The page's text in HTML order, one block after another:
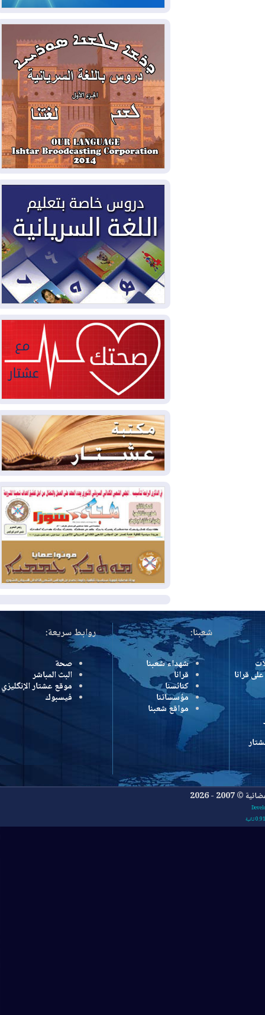
2026-08-04سومو: إنتاج النفط في إقليم
كوردستان انخفض إلى أقل من 10%
2026-08-04ملفات حقبة الكاظمي تعود إلى
الواجهة.. أنباء عن مراجعات قضائية
وتحقيقات أوسع في قضايا فساد
2026-08-04بيترو يشكو تزوير الانتخابات
الرئاسية ويحذر من "حرب أهلية" في
كولومبيا
2026-08-03رئيس إقليم كوردستان في
2026-08-03العراق يؤكد مجدداً التزامه
بمنع الهجمات على الدول المجاورة
2026-08-03العجز والاقتراض يطوقان
المالية العراقية.. اقتراض يتجاوز 3 تريليونات
دينار!
2026-08-03كوبا تغرق في الظلام مجددا
2026-08-03
أوامر بإجلاء 60 ألف شخص
بسبب الحرائق في ولاية واشنطن
2026-08-02
مشروع "حسابي" يُمهل
الموظفين حتى نهاية أغسطس لاستلام
بطاقاتهم المصرفية
2026-08-02دمشق وعمّان تحذران بغداد:
أي هجوم من أراضي العراق سيواجه برد
2026-08-02ترامب: الولايات المتحدة
وإسرائيل تعلقان شن ضربات على إيران
2026-08-01
تقرير: الولايات المتحدة تسحب
منظومة باتريوت الدفاعية من أربيل
2026-08-01
النفط: اتفاقية ثلاثية لاستئناف
التصدير عبر جيهان بطاقة 750 ألف برميل
يومياً
المزيد
شعبنا:
شهداء شعبنا
قرانا
كنائسنا
مؤسساتنا
مواقع شعبنا
روابط سريعة:
صحة
البث المباشر
موقع عشتار الإنگليزي
فيسبوك
2026